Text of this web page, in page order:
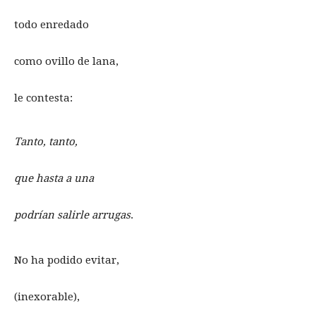
todo enredado
como ovillo de lana,
le contesta:
Tanto, tanto,
que hasta a una
podrían salirle arrugas.
No ha podido evitar,
(inexorable),